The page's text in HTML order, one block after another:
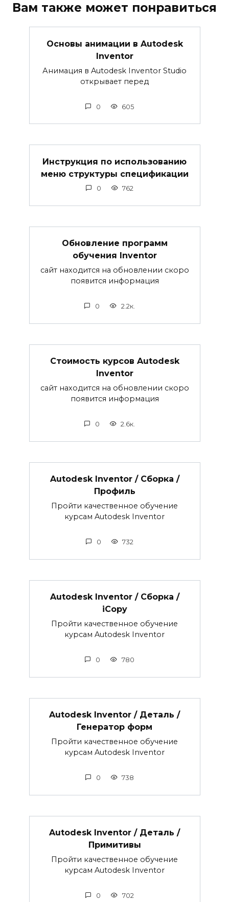
Вам также может понравиться
Основы анимации в Autodesk
Inventor
Анимация в Autodesk Inventor Studio
открывает перед
0 605
Инструкция по использованию
меню структуры спецификации
0 762
Обновление программ
обучения Inventor
сайт находится на обновлении скоро
появится информация
0 2.2к.
Стоимость курсов Autodesk
Inventor
сайт находится на обновлении скоро
появится информация
0 2.6к.
Autodesk Inventor / Сборка /
Профиль
Пройти качественное обучение
курсам Autodesk Inventor
0 732
Autodesk Inventor / Сборка /
iCopy
Пройти качественное обучение
курсам Autodesk Inventor
0 780
Autodesk Inventor / Деталь /
Генератор форм
Пройти качественное обучение
курсам Autodesk Inventor
0 738
Autodesk Inventor / Деталь /
Примитивы
Пройти качественное обучение
курсам Autodesk Inventor
0 702